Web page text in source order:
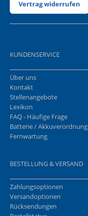
Vertrag widerrufen
KUNDENSERVICE
Über uns
Kontakt
Stellenangebote
Lexikon
FAQ - Häufige Frage
Batterie / Akkuverordnung
Fernwartung
BESTELLUNG & VERSAND
Zahlungsoptionen
Versandoptionen
Rücksendungen